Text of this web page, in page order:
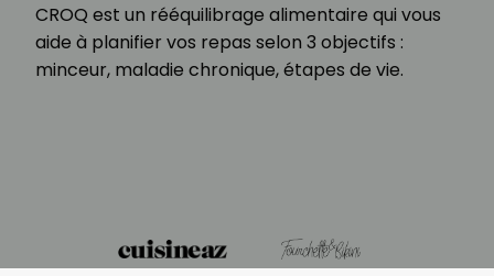
CROQ est un rééquilibrage alimentaire qui vous
aide à planifier vos repas selon 3 objectifs :
minceur, maladie chronique, étapes de vie.